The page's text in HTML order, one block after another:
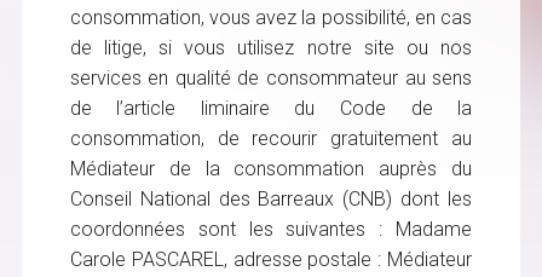
consommation, vous avez la possibilité, en cas
de litige, si vous utilisez notre site ou nos
services en qualité de consommateur au sens
de l’article liminaire du Code de la
consommation, de recourir gratuitement au
Médiateur de la consommation auprès du
Conseil National des Barreaux (CNB) dont les
coordonnées sont les suivantes : Madame
Carole PASCAREL, adresse postale : Médiateur